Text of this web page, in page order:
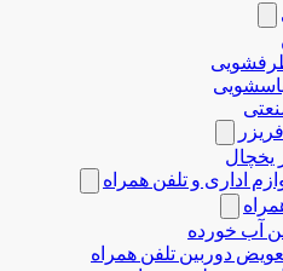
یخچال
اداری و تلفن همراه
آب خورده
دوربین تلفن همراه